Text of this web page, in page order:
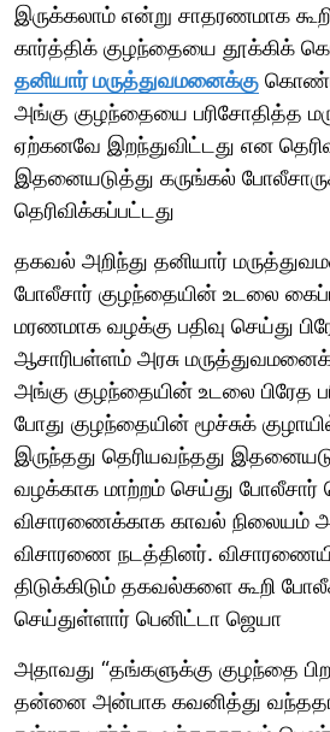
இருக்கலாம் என்று சாதரணமாக
கார்த்திக் குழந்தையை தூக்கிக்
தனியார் மருத்துவமனைக்கு
அங்கு குழந்தையை பரிசோதித்த
ஏற்கனவே இறந்துவிட்டது என
இதனையடுத்து கருங்கல்
தெரிவிக்கப்பட்டது
தகவல் அறிந்து தனியார்
போலீசார் குழந்தையின் உடலை
மரணமாக வழக்கு பதிவு செய்து
ஆசாரிபள்ளம் அரசு
அங்கு குழந்தையின் உடலை
போது குழந்தையின் மூச்சுக்
இருந்தது தெரியவந்தது
வழக்காக மாற்றம் செய்து போலீசார்
விசாரணைக்காக காவல் நிலையம்
விசாரணை நடத்தினர்.
திடுக்கிடும் தகவல்களை கூறி
செய்துள்ளார் பெனிட்டா ஜெயா
அதாவது “தங்களுக்கு குழந்தை
தன்னை அன்பாக கவனித்து